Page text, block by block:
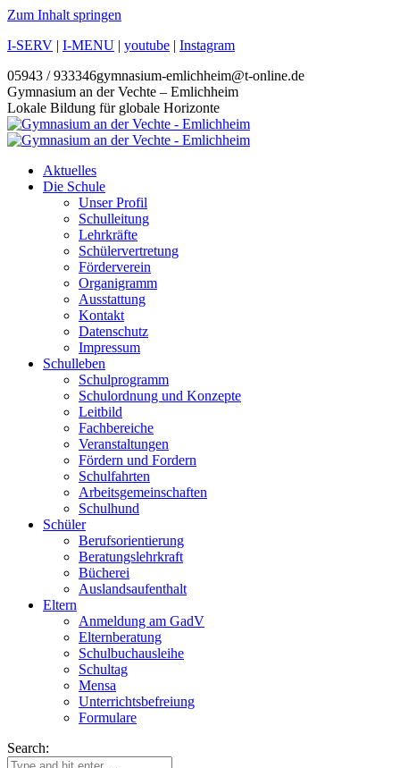
Zum Inhalt springen
I-SERV | I-MENU | youtube | Instagram
05943 / 933346gymnasium-emlichheim@t-online.de
Gymnasium an der Vechte – Emlichheim
Lokale Bildung für globale Horizonte
Aktuelles
Die Schule
Unser Profil
Schulleitung
Lehrkräfte
Schülervertretung
Förderverein
Organigramm
Ausstattung
Kontakt
Datenschutz
Impressum
Schulleben
Schulprogramm
Schulordnung und Konzepte
Leitbild
Fachbereiche
Veranstaltungen
Fördern und Fordern
Schulfahrten
Arbeitsgemeinschaften
Schulhund
Schüler
Berufsorientierung
Beratungslehrkraft
Bücherei
Auslandsaufenthalt
Eltern
Anmeldung am GadV
Elternberatung
Schulbuchausleihe
Schultag
Mensa
Unterrichtsbefreiung
Formulare
Search: